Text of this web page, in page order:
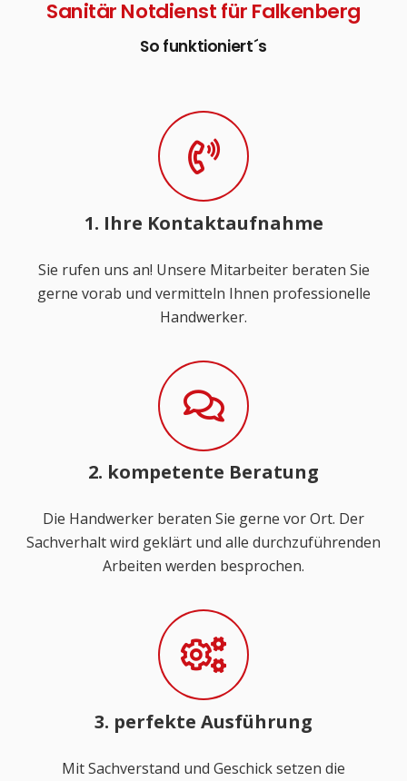
Sanitär Notdienst für Falkenberg
So funktioniert´s
1. Ihre Kontaktaufnahme
Sie rufen uns an! Unsere Mitarbeiter beraten Sie
gerne vorab und vermitteln Ihnen professionelle
Handwerker.
2. kompetente Beratung
Die Handwerker beraten Sie gerne vor Ort. Der
Sachverhalt wird geklärt und alle durchzuführenden
Arbeiten werden besprochen.
3. perfekte Ausführung
Mit Sachverstand und Geschick setzen die